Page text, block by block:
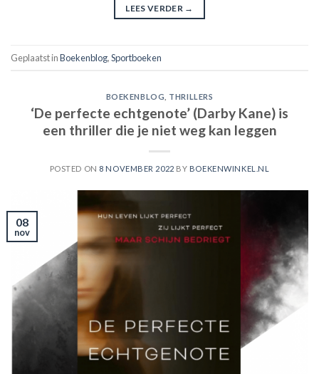
LEES VERDER →
Geplaatst inBoekenblog,Sportboeken
BOEKENBLOG THRILLERS
‘De perfecte echtgenote’ (Darby Kane) is
een thriller die je niet weg kan leggen
POSTED ON 8 NOVEMBER 2022 BY BOEKENWINKEL.NL
08
nov